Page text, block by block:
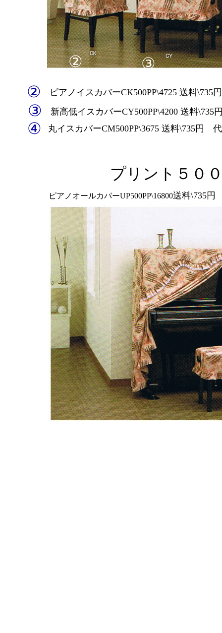
丸イスカバーCM500PP\3675 送料\735円
ピアノイスカバーCK500PP\4725 送料
ピアノオールカバーUP500PP\16800送料\735
④
③
②
③
②
新高低イスカバーCY500PP\4200 送料
プリント５０